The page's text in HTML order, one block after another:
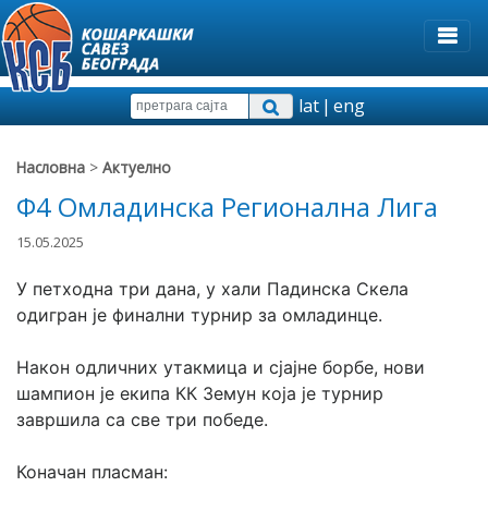
lat|eng
Насловна > Актуелно
Ф4 Омладинска Регионална Лига
15.05.2025
У петходна три дана, у хали Падинска Скела
одигран је финални турнир за омладинце.
Након одличних утакмица и сјајне борбе, нови
шампион је екипа КК Земун која је турнир
завршила са све три победе.
Коначан пласман: